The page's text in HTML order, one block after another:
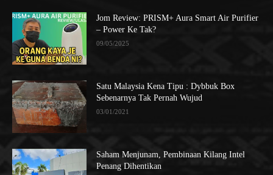
Jom Review: PRISM+ Aura Smart Air Purifier
– Power Ke Tak?
09/05/2025
Satu Malaysia Kena Tipu : Dybbuk Box
Sebenarnya Tak Pernah Wujud
03/01/2021
Saham Menjunam, Pembinaan Kilang Intel
Penang Dihentikan